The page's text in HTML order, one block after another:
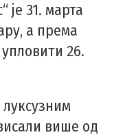
је 31. марта
а према
26.
луксузним
више од